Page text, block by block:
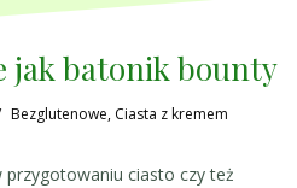
jak batonik bounty
Bezglutenowe, Ciasta z kremem
przygotowaniu ciasto czy też